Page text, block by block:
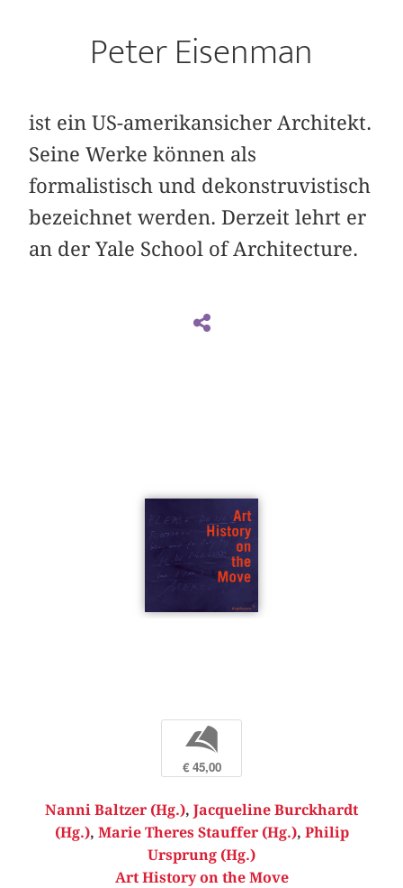
Peter Eisenman
ist ein US-amerikansicher Architekt.
Seine Werke können als
formalistisch und dekonstruvistisch
bezeichnet werden. Derzeit lehrt er
an der Yale School of Architecture.
b
€ 45,00
Nanni Baltzer (Hg.), Jacqueline Burckhardt
(Hg.), Marie Theres Stauffer (Hg.), Philip
Ursprung (Hg.)
Art History on the Move